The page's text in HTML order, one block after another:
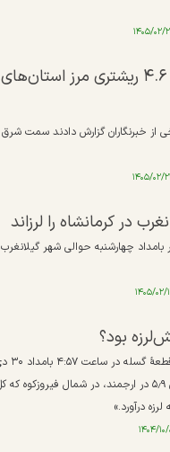
زلزله در تهران؛ زلزلهٔ ۴.۶ ریشتری مرز
از خبرنگاران گزارش دادند سمت
به بزرگی ۵ ریشتر بامداد چهارشنبه حوالی شهر
بود؟
داده است؛ «زلزله‌ای با بزرگای ۵٫۹ در ارجمند، در شمال
درآورد.»